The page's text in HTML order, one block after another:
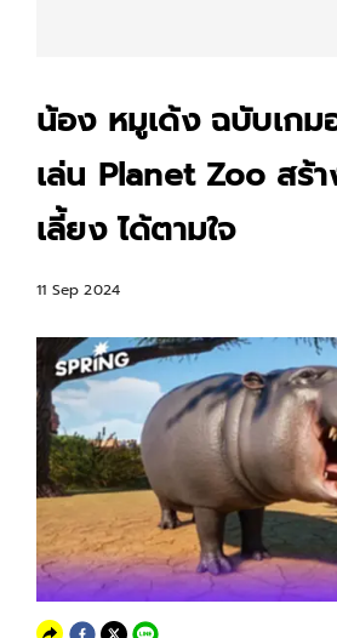
น้อง หมูเด้ง ฉบับเกม
เล่น Planet Zoo สร้
เลี้ยง ได้ตามใจ
11 Sep 2024